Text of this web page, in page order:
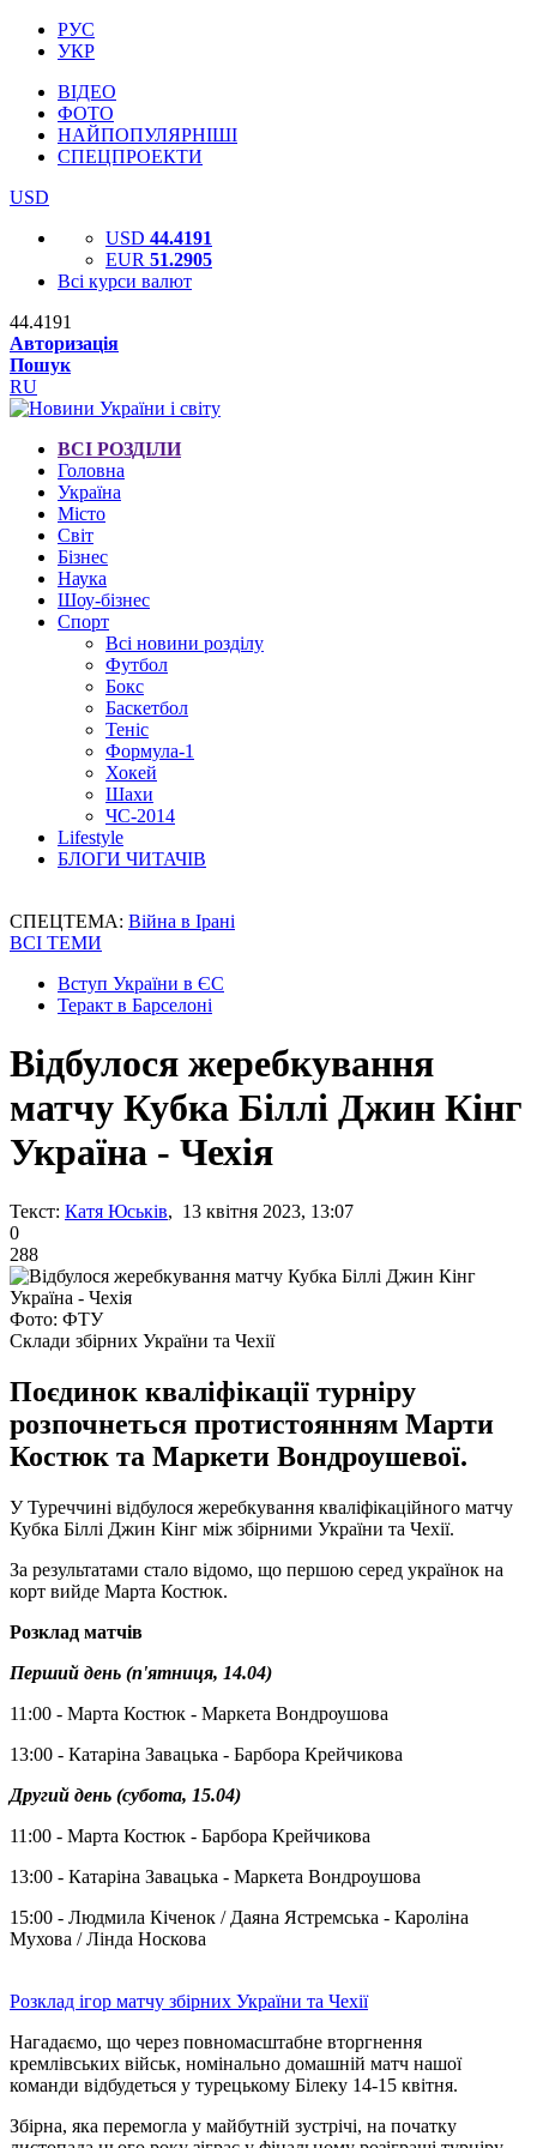
РУС
УКР
ВІДЕО
ФОТО
НАЙПОПУЛЯРНІШІ
СПЕЦПРОЕКТИ
USD
USD 44.4191
EUR 51.2905
Всі курси валют
44.4191
Авторизація
Пошук
RU
ВСІ РОЗДІЛИ
Головна
Україна
Місто
Світ
Бізнес
Наука
Шоу-бізнес
Спорт
Всі новини розділу
Футбол
Бокс
Баскетбол
Теніс
Формула-1
Хокей
Шахи
ЧС-2014
Lifestyle
БЛОГИ ЧИТАЧІВ
СПЕЦТЕМА: Війна в Ірані
ВСІ ТЕМИ
Вступ України в ЄС
Теракт в Барселоні
Відбулося жеребкування
матчу Кубка Біллі Джин Кінг
Україна - Чехія
Текст: Катя Юськів, 13 квітня 2023, 13:07
0
288
Фото: ФТУ
Склади збірних України та Чехії
Поєдинок кваліфікації турніру
розпочнеться протистоянням Марти
Костюк та Маркети Вондроушевої.
У Туреччині відбулося жеребкування кваліфікаційного матчу
Кубка Біллі Джин Кінг між збірними України та Чехії.
За результатами стало відомо, що першою серед українок на
корт вийде Марта Костюк.
Розклад матчів
Перший день (п'ятниця, 14.04)
11:00 - Марта Костюк - Маркета Вондроушова
13:00 - Катаріна Завацька - Барбора Крейчикова
Другий день (субота, 15.04)
11:00 - Марта Костюк - Барбора Крейчикова
13:00 - Катаріна Завацька - Маркета Вондроушова
15:00 - Людмила Кіченок / Даяна Ястремська - Кароліна
Мухова / Лінда Носкова
Розклад ігор матчу збірних України та Чехії
Нагадаємо, що через повномасштабне вторгнення
кремлівських військ, номінально домашній матч нашої
команди відбудеться у турецькому Білеку 14-15 квітня.
Збірна, яка перемогла у майбутній зустрічі, на початку